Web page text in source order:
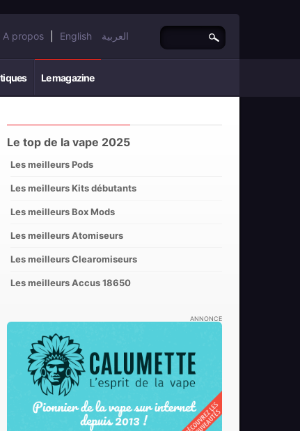
A propos English العربية
Le magazine
Le top de la vape 2025
Les meilleurs Pods
Les meilleurs Kits débutants
Les meilleurs Box Mods
Les meilleurs Atomiseurs
Les meilleurs Clearomiseurs
Les meilleurs Accus 18650
ANNONCE